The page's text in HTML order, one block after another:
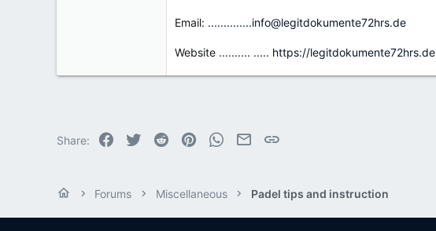
Email: ..............info@legitdokumente72hrs.de
Website .......... ..... https://legitdokumente72hrs.de
Share: Facebook
Twitter Reddit PinterestWhatsApp
EmailLink
Forums Miscellaneous Padel tips and instruction